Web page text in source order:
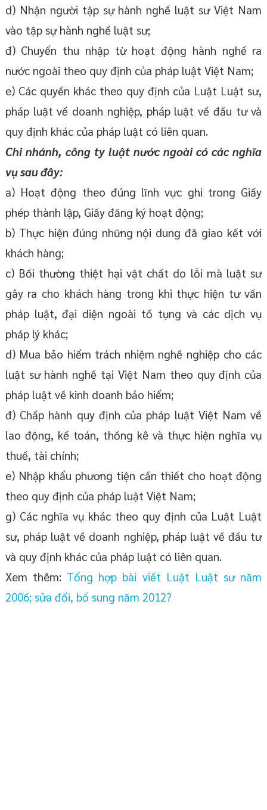
d) Nhận người tập sự hành nghề luật sư Việt Nam
vào tập sự hành nghề luật sư;
đ) Chuyển thu nhập từ hoạt động hành nghề ra
nước ngoài theo quy định của pháp luật Việt Nam;
e) Các quyền khác theo quy định của Luật Luật sư,
pháp luật về doanh nghiệp, pháp luật về đầu tư và
quy định khác của pháp luật có liên quan.
Chi nhánh, công ty luật nước ngoài có các nghĩa
vụ sau đây:
a) Hoạt động theo đúng lĩnh vực ghi trong Giấy
phép thành lập, Giấy đăng ký hoạt động;
b) Thực hiện đúng những nội dung đã giao kết với
khách hàng;
c) Bồi thường thiệt hại vật chất do lỗi mà luật sư
gây ra cho khách hàng trong khi thực hiện tư vấn
pháp luật, đại diện ngoài tố tụng và các dịch vụ
pháp lý khác;
d) Mua bảo hiểm trách nhiệm nghề nghiệp cho các
luật sư hành nghề tại Việt Nam theo quy định của
pháp luật về kinh doanh bảo hiểm;
đ) Chấp hành quy định của pháp luật Việt Nam về
lao động, kế toán, thống kê và thực hiện nghĩa vụ
thuế, tài chính;
e) Nhập khẩu phương tiện cần thiết cho hoạt động
theo quy định của pháp luật Việt Nam;
g) Các nghĩa vụ khác theo quy định của Luật Luật
sư, pháp luật về doanh nghiệp, pháp luật về đầu tư
và quy định khác của pháp luật có liên quan.
Xem thêm: Tổng hợp bài viết Luật Luật sư năm
2006; sửa đổi, bổ sung năm 2012?